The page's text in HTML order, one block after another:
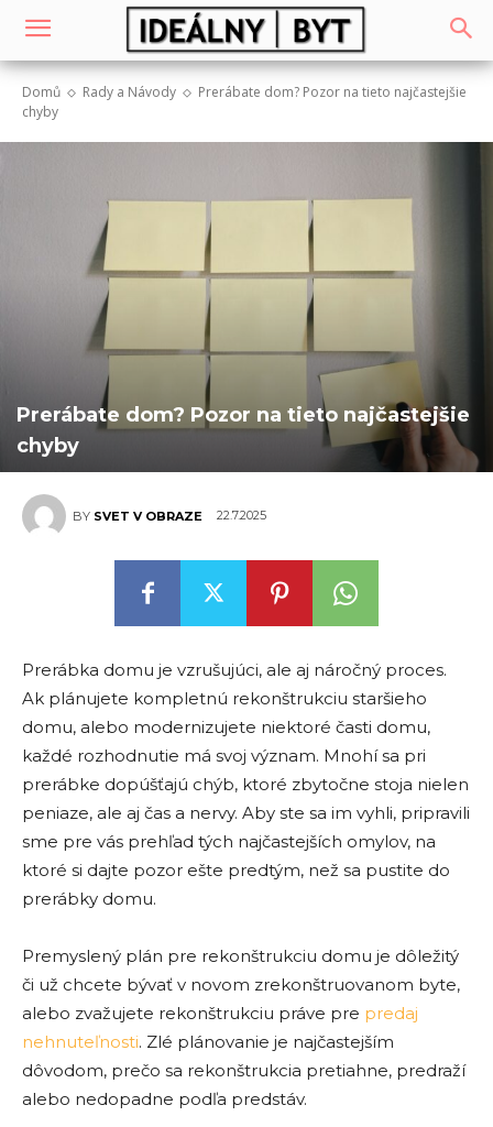
Domů Rady a Návody
Prerábate dom? Pozor na tieto najčastejšie
chyby
Prerábate dom? Pozor na tieto najčastejšie
chyby
BY SVET V OBRAZE 22.7.2025
Prerábka domu je vzrušujúci, ale aj náročný proces.
Ak plánujete kompletnú rekonštrukciu staršieho
domu, alebo modernizujete niektoré časti domu,
každé rozhodnutie má svoj význam. Mnohí sa pri
prerábke dopúšťajú chýb, ktoré zbytočne stoja nielen
peniaze, ale aj čas a nervy. Aby ste sa im vyhli, pripravili
sme pre vás prehľad tých najčastejších omylov, na
ktoré si dajte pozor ešte predtým, než sa pustite do
prerábky domu.
Premyslený plán pre rekonštrukciu domu je dôležitý
či už chcete bývať v novom zrekonštruovanom byte,
alebo zvažujete rekonštrukciu práve pre predaj
nehnuteľnosti. Zlé plánovanie je najčastejším
dôvodom, prečo sa rekonštrukcia pretiahne, predraží
alebo nedopadne podľa predstáv.